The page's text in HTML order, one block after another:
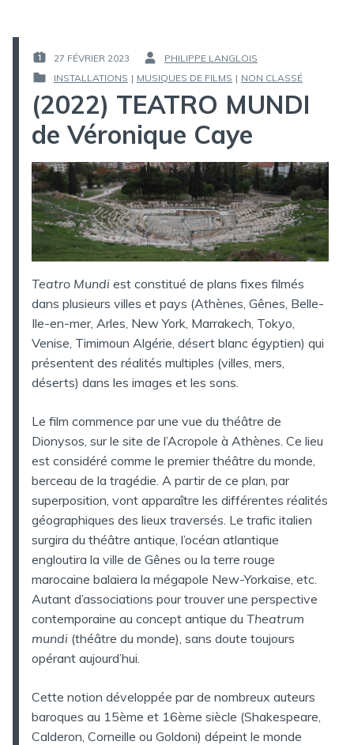
PUBLIÉ
27 FÉVRIER 2023
PAR :
PHILIPPE LANGLOIS
PUBLIÉ
DANS
INSTALLATIONS | MUSIQUES DE FILMS | NON CLASSÉ
(2022) TEATRO MUNDI
de Véronique Caye
Teatro Mundi est constitué de plans fixes filmés
dans plusieurs villes et pays (Athènes, Gênes, Belle-
Ile-en-mer, Arles, New York, Marrakech, Tokyo,
Venise, Timimoun Algérie, désert blanc égyptien) qui
présentent des réalités multiples (villes, mers,
déserts) dans les images et les sons.
Le film commence par une vue du théâtre de
Dionysos, sur le site de l’Acropole à Athènes. Ce lieu
est considéré comme le premier théâtre du monde,
berceau de la tragédie. A partir de ce plan, par
superposition, vont apparaître les différentes réalités
géographiques des lieux traversés. Le trafic italien
surgira du théâtre antique, l’océan atlantique
engloutira la ville de Gênes ou la terre rouge
marocaine balaiera la mégapole New-Yorkaise, etc.
Autant d’associations pour trouver une perspective
contemporaine au concept antique du Theatrum
mundi (théâtre du monde), sans doute toujours
opérant aujourd’hui.
Cette notion développée par de nombreux auteurs
baroques au 15ème et 16ème siècle (Shakespeare,
Calderon, Corneille ou Goldoni) dépeint le monde